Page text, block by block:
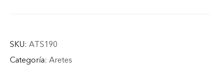
SKU: ATS190
Categoría: Aretes